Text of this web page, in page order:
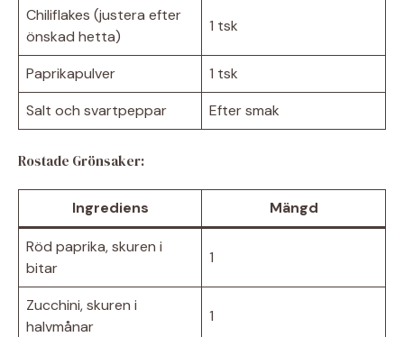
Chiliflakes (justera efter
önskad hetta)
1 tsk
Paprikapulver
1 tsk
Salt och svartpeppar
Efter smak
Rostade Grönsaker:
Ingrediens Mängd
Röd paprika, skuren i
bitar
1
Zucchini, skuren i
halvmånar
1